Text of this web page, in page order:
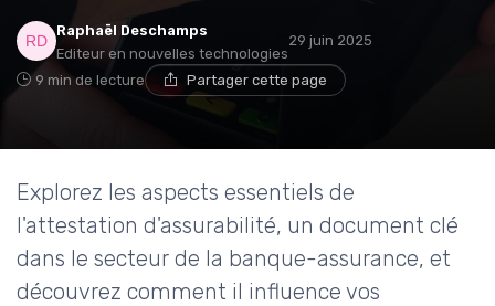
Raphaël Deschamps
Editeur en nouvelles technologies
29 juin 2025
9 min de lecture Partager cette page
Explorez les aspects essentiels de
l'attestation d'assurabilité, un document clé
dans le secteur de la banque-assurance, et
découvrez comment il influence vos